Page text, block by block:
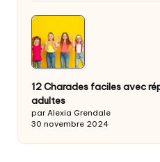
12 Charades faciles avec
adultes
par Alexia Grendale
30 novembre 2024